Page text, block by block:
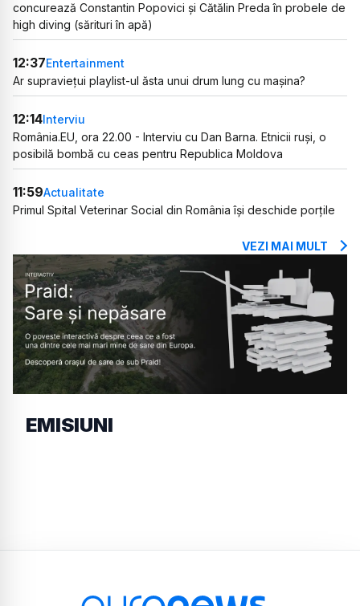
concurează Constantin Popovici și Cătălin Preda în probele de
high diving (sărituri în apă)
12:37Entertainment
Ar supraviețui playlist-ul ăsta unui drum lung cu mașina?
12:14Interviu
România.EU, ora 22.00 - Interviu cu Dan Barna. Etnicii ruși, o
posibilă bombă cu ceas pentru Republica Moldova
11:59Actualitate
Primul Spital Veterinar Social din România își deschide porțile
VEZI MAI MULT
EMISIUNI